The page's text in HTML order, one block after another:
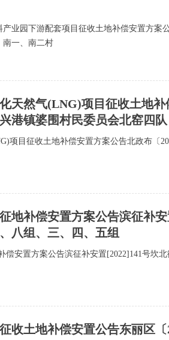
业园下游配套项目征收土地补偿安置方案
南一、南二村
天然气(LNG)项目征收土地
港镇婆围村民委员会北窑四队
项目征收土地补偿安置方案公告北政布〔
地补偿安置方案公告滨征补
八组、三、四、五组
偿安置方案公告滨征补安置[2022]141号坎
收土地补偿安置公告东丽区